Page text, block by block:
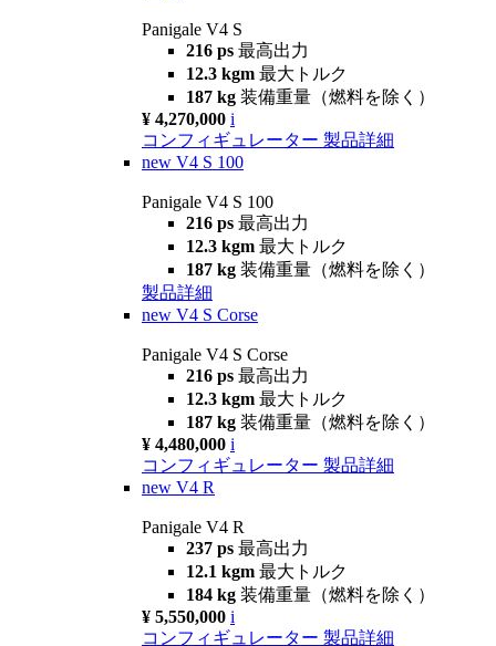
Panigale V4 S
216 ps 最高出力
12.3 kgm 最大トルク
187 kg 装備重量（燃料を除く）
¥ 4,270,000 i
コンフィギュレーター 製品詳細
new V4 S 100
Panigale V4 S 100
216 ps 最高出力
12.3 kgm 最大トルク
187 kg 装備重量（燃料を除く）
製品詳細
new V4 S Corse
Panigale V4 S Corse
216 ps 最高出力
12.3 kgm 最大トルク
187 kg 装備重量（燃料を除く）
¥ 4,480,000 i
コンフィギュレーター 製品詳細
new V4 R
Panigale V4 R
237 ps 最高出力
12.1 kgm 最大トルク
184 kg 装備重量（燃料を除く）
¥ 5,550,000 i
コンフィギュレーター 製品詳細